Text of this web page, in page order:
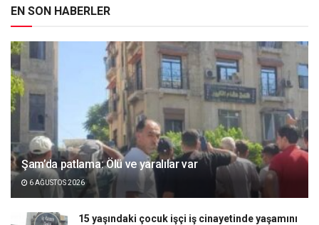
EN SON HABERLER
Şam’da patlama: Ölü ve yaralılar var
6 AĞUSTOS 2026
15 yaşındaki çocuk işçi iş cinayetinde yaşamını